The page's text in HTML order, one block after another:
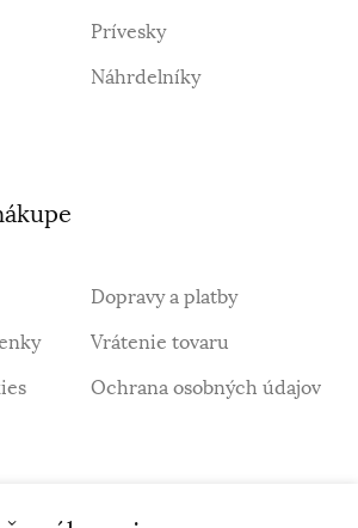
Prívesky
Náhrdelníky
Dopravy a platby
Vrátenie tovaru
Ochrana osobných údajov